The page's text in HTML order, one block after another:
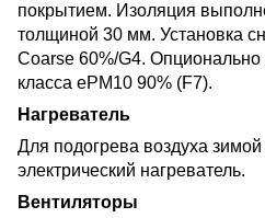
покрытием. Изоляция
толщиной 30 мм. Установка
Coarse 60%/G4.
класса ePM10 90% (F7).
Нагреватель
Для подогрева воздуха зимой
электрический нагреватель.
Вентиляторы